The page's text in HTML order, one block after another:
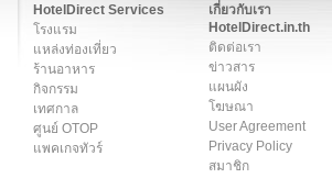
HotelDirect Services
โรงแรม
แหล่งท่องเที่ยว
ร้านอาหาร
กิจกรรม
เทศกาล
ศูนย์ OTOP
แพคเกจทัวร์
เกี่ยวกับเรา
HotelDirect.in.th
ติดต่อเรา
ข่าวสาร
แผนผัง
โฆษณา
User Agreement
Privacy Policy
สมาชิก